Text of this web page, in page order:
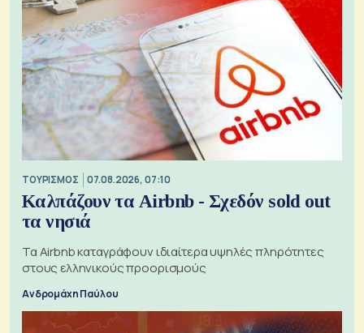
ΤΟΥΡΙΣΜΟΣ 07.08.2026, 07:10
Καλπάζουν τα Airbnb - Σχεδόν sold out
τα νησιά
Τα Airbnb καταγράφουν ιδιαίτερα υψηλές πληρότητες
στους ελληνικούς προορισμούς
Ανδρομάχη Παύλου